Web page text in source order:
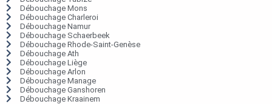
Débouchage Mons
Débouchage Charleroi
Débouchage Namur
Débouchage Schaerbeek
Débouchage Rhode-Saint-Genèse
Débouchage Ath
Débouchage Liège
Débouchage Arlon
Débouchage Manage
Débouchage Ganshoren
Débouchage Kraainem